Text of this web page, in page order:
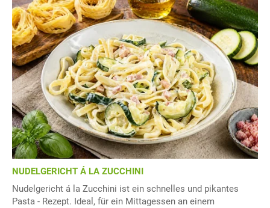
NUDELGERICHT Á LA ZUCCHINI
Nudelgericht á la Zucchini ist ein schnelles und pikantes
Pasta - Rezept. Ideal, für ein Mittagessen an einem